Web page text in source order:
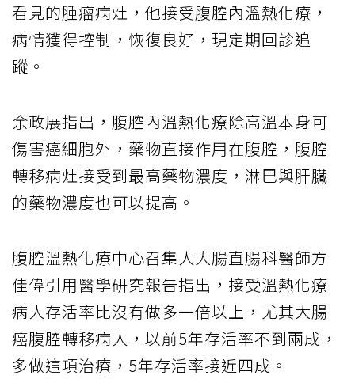
看見的腫瘤病灶，他接受腹腔內溫熱化療，
病情獲得控制，恢復良好，現定期回診追
蹤。
余政展指出，腹腔內溫熱化療除高溫本身可
傷害癌細胞外，藥物直接作用在腹腔，腹腔
轉移病灶接受到最高藥物濃度，淋巴與肝臟
的藥物濃度也可以提高。
腹腔溫熱化療中心召集人大腸直腸科醫師方
佳偉引用醫學研究報告指出，接受溫熱化療
病人存活率比沒有做多一倍以上，尤其大腸
癌腹腔轉移病人，以前5年存活率不到兩成，
多做這項治療，5年存活率接近四成。